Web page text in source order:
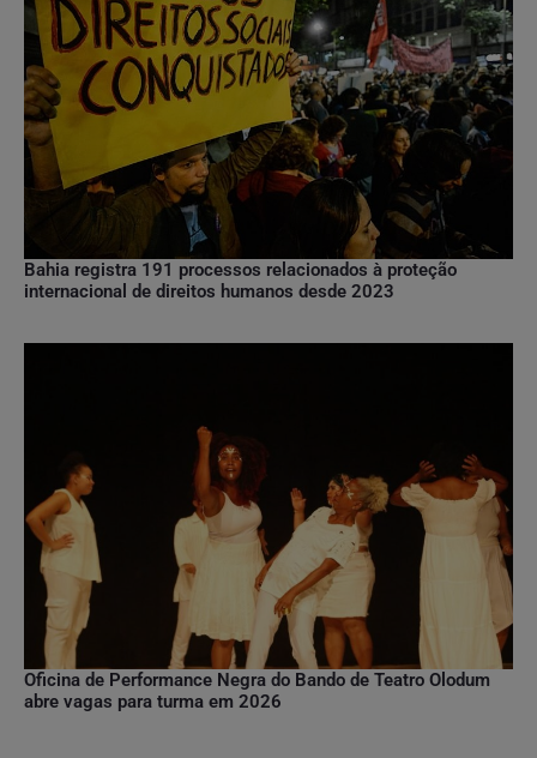
Bahia registra 191 processos relacionados à proteção
internacional de direitos humanos desde 2023
Oficina de Performance Negra do Bando de Teatro Olodum
abre vagas para turma em 2026